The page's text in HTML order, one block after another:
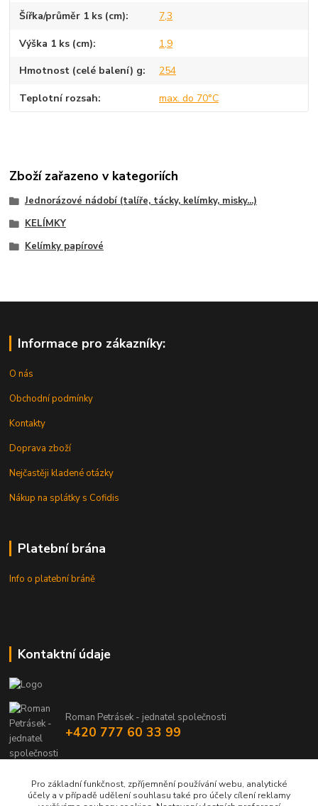
Šířka/průměr 1 ks (cm) 7,3
Výška 1 ks (cm) 1,9
Hmotnost (celé balení) g 254
Teplotní rozsah max. do 70°C
Zboží zařazeno v kategoriích
Jednorázové nádobí (talíře, tácky, kelímky, misky...)
KELÍMKY
Kelímky papírové
Informace pro zákazníky:
O nás
Obchodní podmínky
Kontakty
Doprava zboží
Nejčastěji kladené otázky
Nákup na splátky s Cofidis
Platební brána
Info o platební bráně
Kontaktní údaje
Roman Petrásek - jednatel společnosti
+420 777 60 33 99
Pro základní funkčnost, zpříjemnění používání webu, analytické
účely a v případě udělení souhlasu také pro účely cílení reklamy